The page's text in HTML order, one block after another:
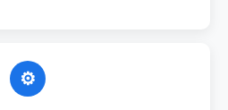
⚙️